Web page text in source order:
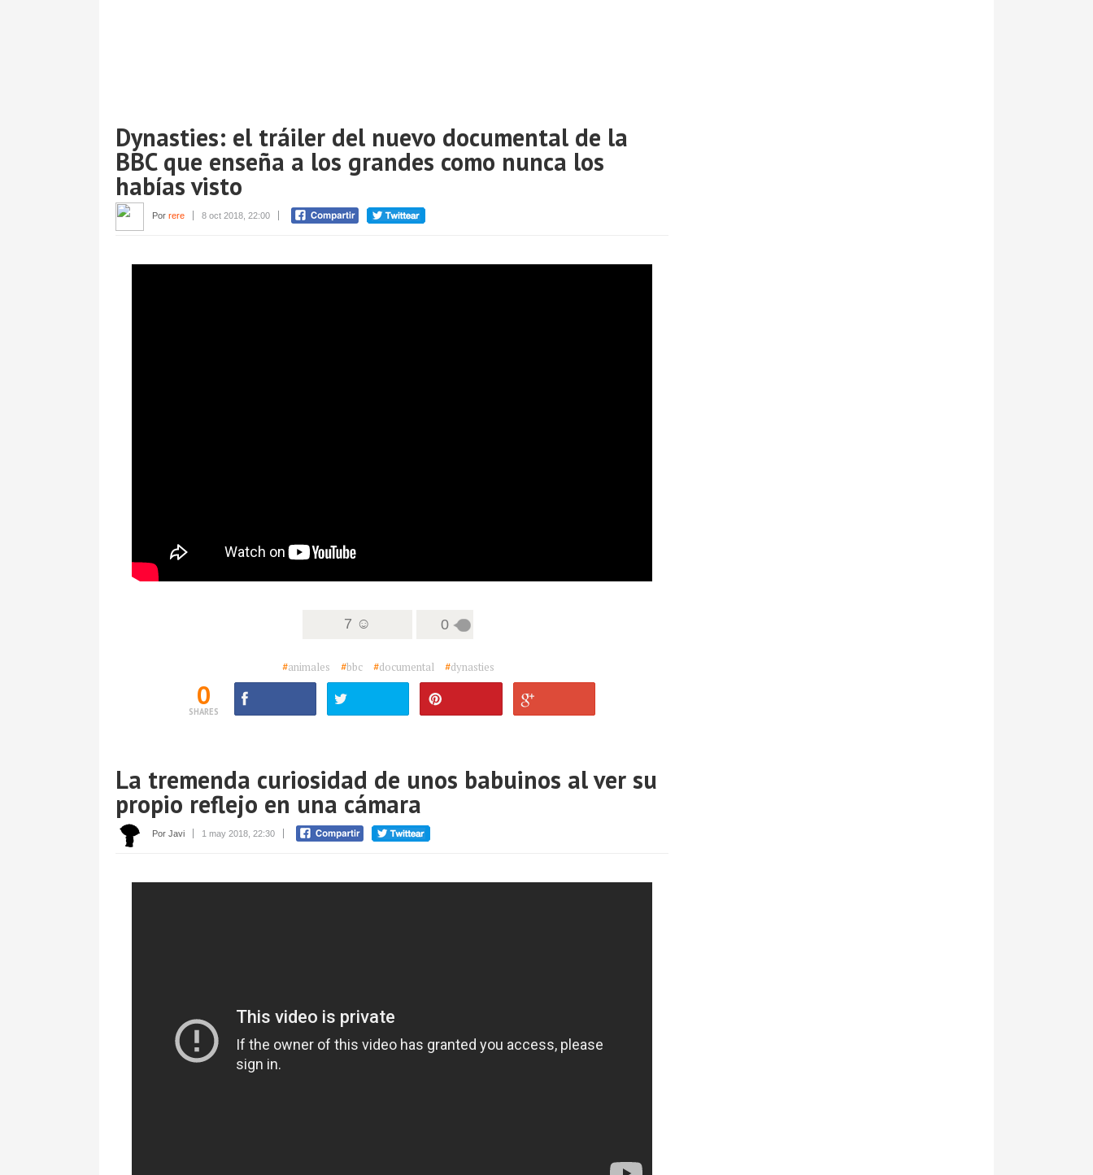
Dynasties: el tráiler del nuevo documental de la
BBC que enseña a los grandes como nunca los
habías visto
Por rere 8 oct 2018, 22:00
7 ☺ 0
#animales #bbc #documental #dynasties
0
SHARES
La tremenda curiosidad de unos babuinos al ver su
propio reflejo en una cámara
Por Javi 1 may 2018, 22:30